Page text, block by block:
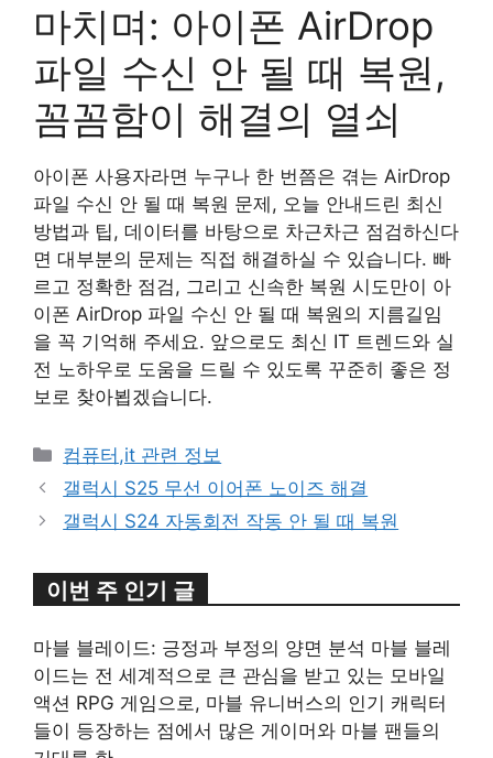
마치며: 아이폰 AirDrop
파일 수신 안 될 때 복원,
꼼꼼함이 해결의 열쇠
아이폰 사용자라면 누구나 한 번쯤은 겪는 AirDrop
파일 수신 안 될 때 복원 문제, 오늘 안내드린 최신
방법과 팁, 데이터를 바탕으로 차근차근 점검하신다
면 대부분의 문제는 직접 해결하실 수 있습니다. 빠
르고 정확한 점검, 그리고 신속한 복원 시도만이 아
이폰 AirDrop 파일 수신 안 될 때 복원의 지름길임
을 꼭 기억해 주세요. 앞으로도 최신 IT 트렌드와 실
전 노하우로 도움을 드릴 수 있도록 꾸준히 좋은 정
보로 찾아뵙겠습니다.
카
테
리
컴퓨터,it 관련 정보
갤럭시 S25 무선 이어폰 노이즈 해결
갤럭시 S24 자동회전 작동 안 될 때 복원
이번 주 인기 글
마블 블레이드: 긍정과 부정의 양면 분석 마블 블레
이드는 전 세계적으로 큰 관심을 받고 있는 모바일
액션 RPG 게임으로, 마블 유니버스의 인기 캐릭터
들이 등장하는 점에서 많은 게이머와 마블 팬들의